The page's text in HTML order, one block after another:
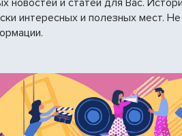
новостей и статей для Вас.
интересных и полезных мест. Не